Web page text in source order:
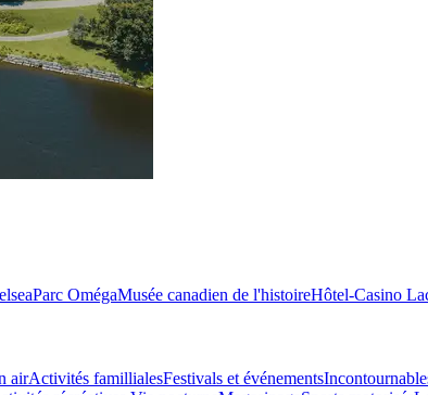
Parc OmégaMusée canadien de l'histoireHôtel-Casino
airActivités famillialesFestivals et événements